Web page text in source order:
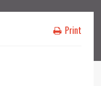
Print